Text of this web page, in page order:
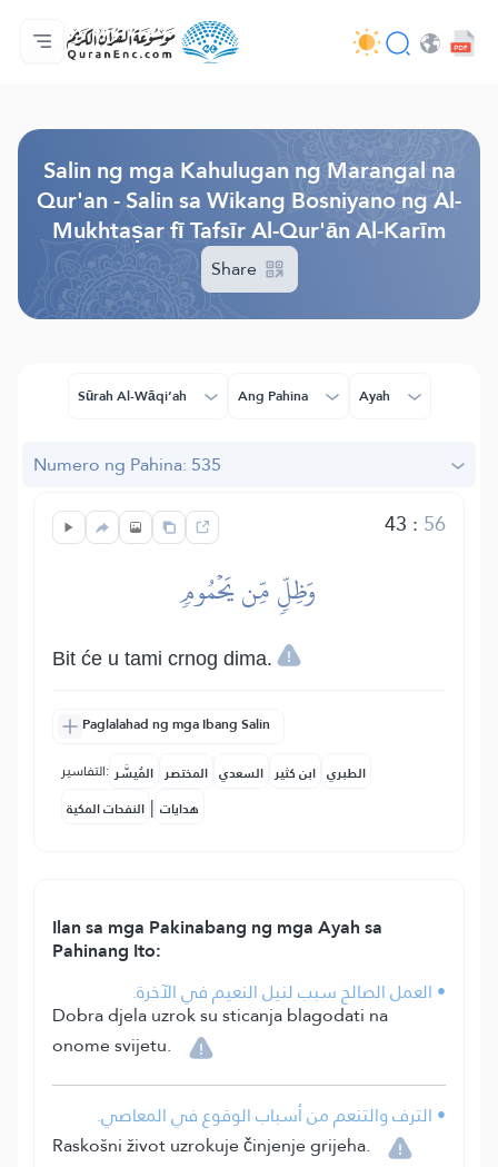
Ang Pangunahin
Indise ng mga Salin
Audio
Mga Serbisyo ng mga Developer - API
Tungkol
makipag-ugnayan sa amin
Ang Wika
Salin ng mga Kahulugan ng Marangal na
Qur'an - Salin sa Wikang Bosniyano ng Al-
Mukhtaṣar fī Tafsīr Al-Qur'ān Al-Karīm
Share
Sūrah Al-Wāqi‘ah Ang Pahina Ayah
Numero ng Pahina: 535
43 : 56
وَظِلّٖ مِّن يَحۡمُومٖ
Bit će u tami crnog dima.
Paglalahad ng mga Ibang Salin
التفاسير: المُيسَّر المختصر السعدي ابن كثير الطبري
النفحات المكية | هدايات
Ilan sa mga Pakinabang ng mga Ayah sa
Pahinang Ito:
• العمل الصالح سبب لنيل النعيم في الآخرة.
Dobra djela uzrok su sticanja blagodati na
onome svijetu.
• الترف والتنعم من أسباب الوقوع في المعاصي.
Raskošni život uzrokuje činjenje grijeha.